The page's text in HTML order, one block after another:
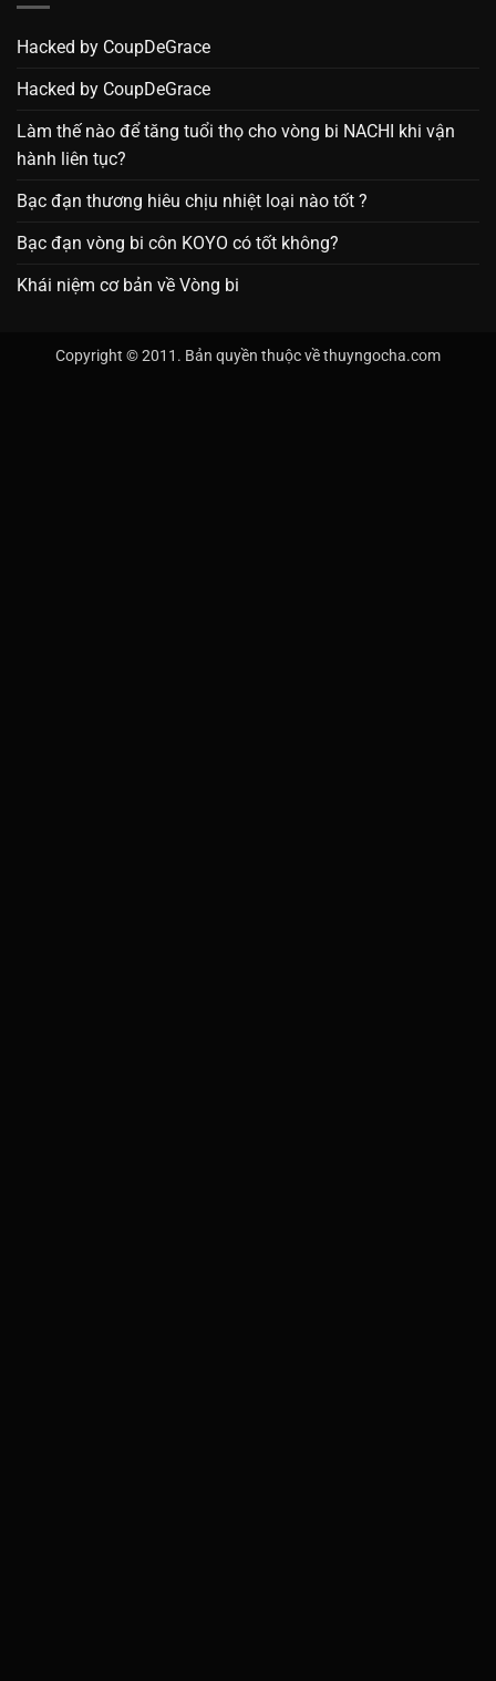
Hacked by CoupDeGrace
Hacked by CoupDeGrace
Làm thế nào để tăng tuổi thọ cho vòng bi NACHI khi vận
hành liên tục?
Bạc đạn thương hiêu chịu nhiệt loại nào tốt ?
Bạc đạn vòng bi côn KOYO có tốt không?
Khái niệm cơ bản về Vòng bi
Copyright © 2011. Bản quyền thuộc về thuyngocha.com